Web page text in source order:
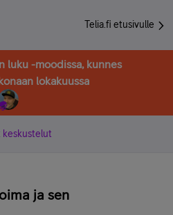
Telia.fi etusivulle
luku -moodissa, kunnes
lokakuussa
keskustelut
ja sen